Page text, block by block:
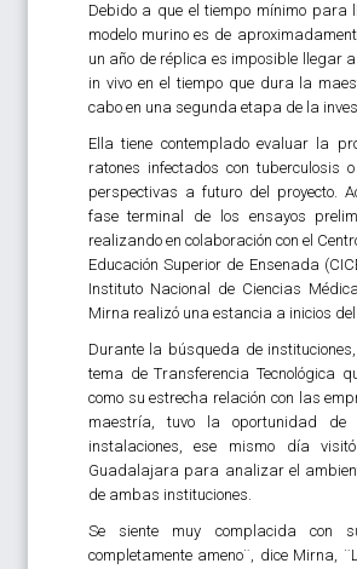
Debido a que el tiempo mínimo
modelo murino es de
un año de réplica es imposible llegar
in vivo en el tiempo que dura la
cabo en una segunda etapa de la
Ella tiene contemplado evaluar la
ratones infectados con tuberculosis
perspectivas a futuro del proyecto.
fase terminal de los ensayos
realizando en colaboración con el
Educación Superior de Ensenada
Instituto Nacional de Ciencias
Mirna realizó una estancia a inicios
Durante la búsqueda de
tema de Transferencia Tecnológica
como su estrecha relación con las
maestría, tuvo la oportunidad
instalaciones, ese mismo día
Guadalajara para analizar el
de ambas instituciones.
Se siente muy complacida con
completamente ameno¨, dice Mirna,